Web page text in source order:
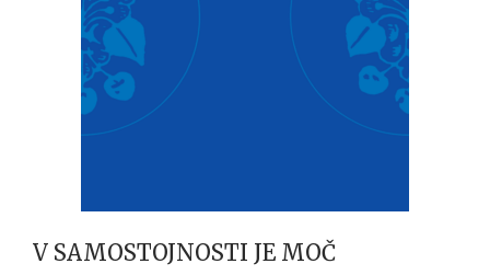
V SAMOSTOJNOSTI JE MOČ